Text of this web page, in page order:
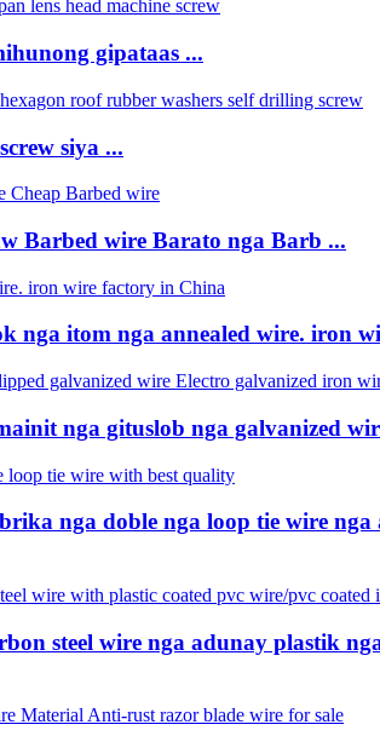
gipataas ...
siya ...
Barbed wire Barato nga Barb ...
nga itom nga annealed wire. iron
nga gituslob nga galvanized
nga doble nga loop tie wire
steel wire nga adunay plastik